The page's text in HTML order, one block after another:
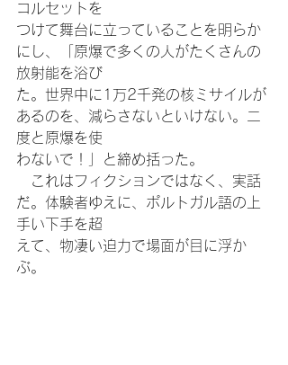
コルセットを
つけて舞台に立っていることを明らか
にし、「原爆で多くの人がたくさんの
放射能を浴び
た。世界中に1万2千発の核ミサイルが
あるのを、減らさないといけない。二
度と原爆を使
わないで！」と締め括った。
これはフィクションではなく、実話
だ。体験者ゆえに、ポルトガル語の上
手い下手を超
えて、物凄い迫力で場面が目に浮か
ぶ。